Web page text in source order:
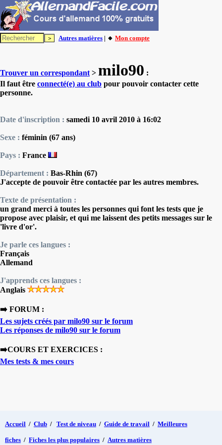
Autres matières | 🔸 Mon compte
Trouver un correspondant > milo90 :
Il faut être connecté(e) au club pour pouvoir contacter cette
personne.
Date d'inscription : samedi 10 avril 2010 à 16:02
Sexe : féminin (67 ans)
Pays : France
Département : Bas-Rhin (67)
J'accepte de pouvoir être contactée par les autres membres.
Texte de présentation :
un grand merci à toutes les personnes qui font les tests que je
propose avec plaisir, et qui me laissent des petits messages sur le
'livre d'or'.
Je parle ces langues :
Français
Allemand
J'apprends ces langues :
Anglais
➡️ FORUM :
Les sujets créés par milo90 sur le forum
Les réponses de milo90 sur le forum
➡️COURS ET EXERCICES :
Mes tests & mes cours
Accueil / Club / Test de niveau / Guide de travail / Meilleures
fiches / Fiches les plus populaires / Autres matières